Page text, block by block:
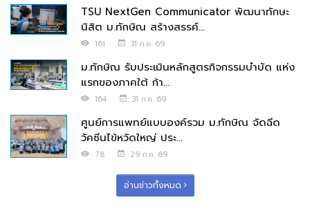
TSU NextGen Communicator พัฒนาทักษะ
นิสิต ม.ทักษิณ สร้างสรรค์...
161 31 ก.ค. 69
ม.ทักษิณ รับประเมินหลักสูตรกิจกรรมบำบัด แห่ง
แรกของภาคใต้ ก้า...
164 31 ก.ค. 69
ศูนย์การแพทย์แบบองค์รวม ม.ทักษิณ จัดฉีด
วัคซีนไข้หวัดใหญ่ ประ...
78 29 ก.ค. 69
อ่านข่าวทั้งหมด